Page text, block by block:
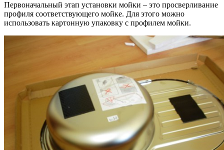
Первоначальный этап установки мойки – это просверливание
профиля соответствующего мойке. Для этого можно
использовать картонную упаковку с профилем мойки.